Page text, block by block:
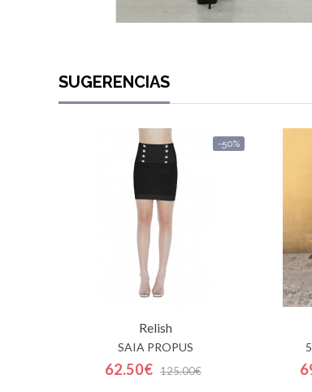
SUGERENCIAS
-50%
Relish
SAIA PROPUS
62.50€ 125.00€